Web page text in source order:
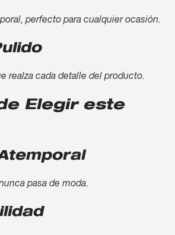
perfecto para cualquier ocasión.
realza cada detalle del producto.
Elegir este
pasa de moda.